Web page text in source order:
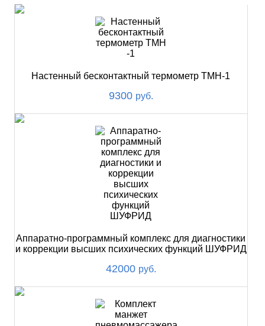
Настенный бесконтактный термометр ТМН-1
9300 руб.
Аппаратно-программный комплекс для диагностики
и коррекции высших психических функций ШУФРИД
42000 руб.